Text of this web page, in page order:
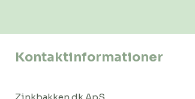
Kontaktinformationer